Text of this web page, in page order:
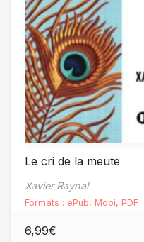
Le cri de la meute
Xavier Raynal
Formats : ePub, Mobi, PDF
6,99€